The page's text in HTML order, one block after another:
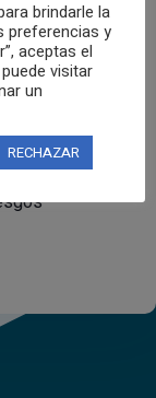
y
brindarle la
preferencias y
aceptas el
visitar
un
RECHAZAR